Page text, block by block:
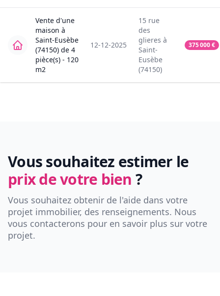
Vente d'une
maison à
Saint-Eusèbe
(74150) de 4
pièce(s) - 120
m2
12-12-2025
15 rue
des
glieres à
Saint-
Eusèbe
(74150)
375 000€
Vous souhaitez estimer le
prix de votre bien ?
Vous souhaitez obtenir de l'aide dans votre
projet immobilier, des renseignements. Nous
vous contacterons pour en savoir plus sur votre
projet.